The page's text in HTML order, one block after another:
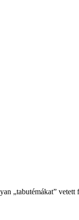
„tabutémákat” vetett